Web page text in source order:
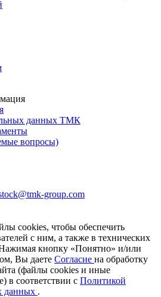
данных ТМК
вопросы)
group.com
cookies, чтобы обеспечить
с ним, а также в технических
кнопку «Понятно» и/или
Вы даете Согласие на обработку
(файлы cookies и иные
в соответствии с Политикой
данных .